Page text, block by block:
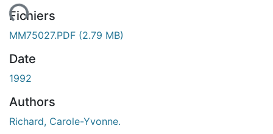
Fichiers
MM75027.PDF (2.79 MB)
Date
1992
Authors
Richard, Carole-Yvonne.